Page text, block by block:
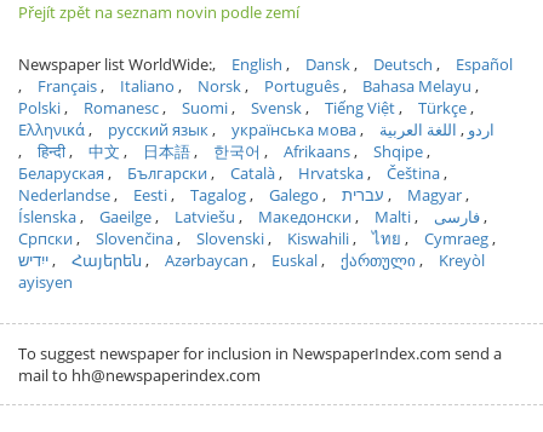
Přejít zpět na seznam novin podle zemí
Newspaper list WorldWide: English Dansk Deutsch
Español
Français
Italiano Norsk Português
Bahasa Melayu
Polski
Romanesc Suomi Svensk Tiếng Việt
Türkçe
Ελληνικά
русский язык українська мова اردو
اللغة العربية
हिन्दी
中文 日本語 한국어 Afrikaans
Shqipe
Беларуская
Български Català Hrvatska
Čeština
Nederlandse
Eesti Tagalog Galego עברית
Magyar
Íslenska
Gaeilge Latviešu Македонски Malti
فارسی
Српски
Slovenčina Slovenski Kiswahili ไทย
Cymraeg
ייִדיש
Հայերեն Azərbaycan Euskal ქართული
Kreyòl
ayisyen
To suggest newspaper for inclusion in NewspaperIndex.com send a
mail to hh@newspaperindex.com